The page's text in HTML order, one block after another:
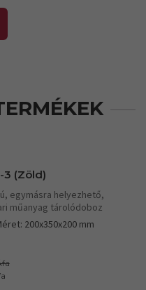
3 (Zöld)
egymásra helyezhető,
műanyag tárolódoboz
200x350x200 mm